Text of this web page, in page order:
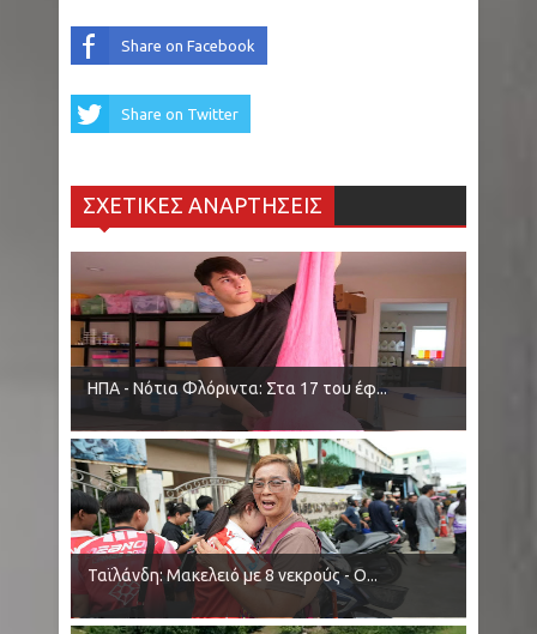
Share on Facebook
Share on Twitter
ΣΧΕΤΙΚΕΣ ΑΝΑΡΤΗΣΕΙΣ
ΗΠΑ - Νότια Φλόριντα: Στα 17 του έφ...
Ταϊλάνδη: Μακελειό με 8 νεκρούς - Ο...